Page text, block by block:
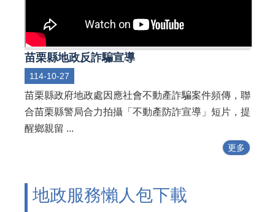
苗栗縣地政反詐騙宣導
114-10-27
苗栗縣政府地政處因應社會不動產詐騙案件頻傳，聯
合苗栗縣警局合力拍攝「不動產防詐宣導」短片，提
醒鄉親留 ...
更多
地政服務懶人包下載